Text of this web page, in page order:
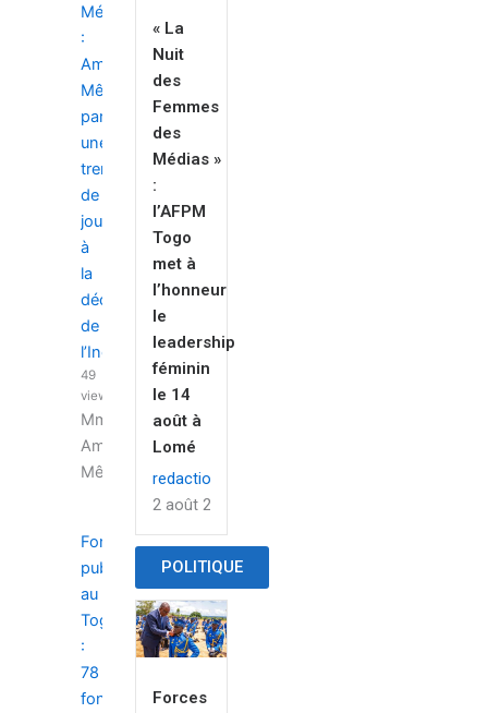
Médias
:
Ambroisine
Mêmèdé
parmi
une
trentaine
de
journalistes
à
la
découverte
de
l’Inde
49
views
Mme
Ambroisine
Mêmèd...
Fonction
publique
au
Togo
:
78
fonctionnaires
« La
Nuit
des
Femmes
des
Médias »
:
l’AFPM
Togo
met à
l’honneur
le
leadership
féminin
le 14
août à
Lomé
redaction
2 août 2026
POLITIQUE
Forces